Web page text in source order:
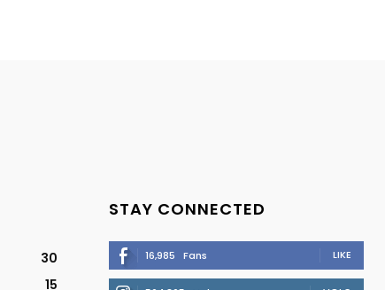
30
15
STAY CONNECTED
16,985 Fans LIKE